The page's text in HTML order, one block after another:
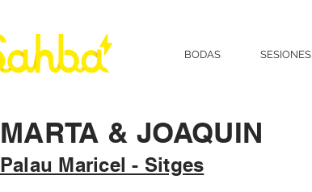
BODAS SESIONES
MARTA & JOAQUIN
Palau Maricel - Sitges